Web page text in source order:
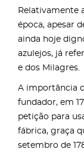
Relativamente
época, apesar
ainda hoje
azulejos, já
e dos Milagres.
A importância
fundador, em
petição para
fábrica, graça
setembro de